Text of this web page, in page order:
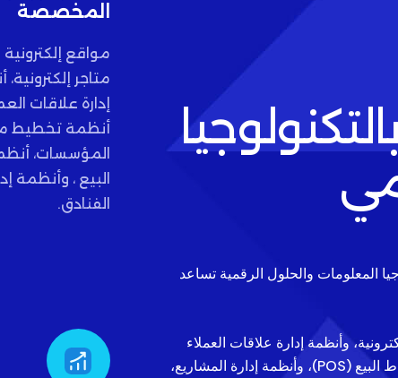
المعلومات والحلول الرقمية تساعد
وأنظمة إدارة علاقات العملاء
(CRM)، وأنظمة تخطيط موارد المؤسسات (ERP)، وأنظمة نقاط البيع (POS)، وأنظمة إدارة المشاريع،
المخصصة
مواقع إلكترونية
متاجر
إدارة علاقات
أنظمة تخطيط
المؤسسات،
البيع ، وأنظمة
الفنادق.